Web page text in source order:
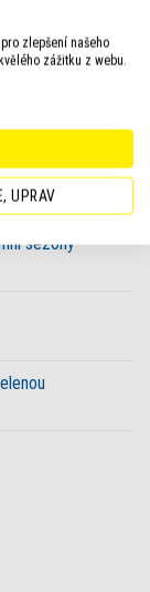
produkty
sezóny
zlepšení našeho
zážitku z webu.
UPRAV